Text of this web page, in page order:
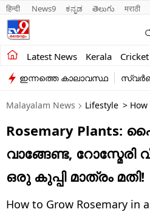
हिन्दी News9 ಕನ್ನಡ తెలుగు मराठी
Latest News Kerala Cricket
Kerala
India
Entertainment
Business
Education
ഇന്നത്തെ കാലാവസ്ഥ
Malayalam News Lifestyle >
Rosemary Plants:
വാങ്ങേണ്ട, റോസ്മേരി
ഒരു കുപ്പി മാത്രം മതി!
How to Grow Rosemary